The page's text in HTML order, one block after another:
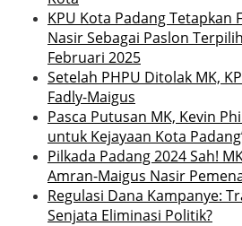
KPU Kota Padang Tetapkan
Nasir Sebagai Paslon
Februari 2025
Setelah PHPU Ditolak MK,
Fadly-Maigus
Pasca Putusan MK, Kevin
untuk Kejayaan Kota
Pilkada Padang 2024 Sah!
Amran-Maigus Nasir
Regulasi Dana Kampanye:
Senjata Eliminasi Politik?